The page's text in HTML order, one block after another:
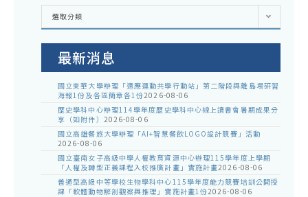
各
室
選取分類
最新消息
國立東華大學辦理「適應運動共學行動站」第二階段與離島場研習
海報1份及各區簡章各1份2026-08-06
歷史學科中心辦理114學年度歷史學科中心線上讀書會暑期成果分
享（如附件） 2026-08-06
國立高雄餐旅大學辦理「AI+智慧餐飲LOGO設計競賽」活動
2026-08-06
國立臺南女子高級中學人權教育資源中心辦理115學年度上學期
「人權及轉型正義課程入校推廣計畫」實施計畫2026-08-06
普通型高級中等學校生物學科中心115學年度能力競賽培訓公開授
課「軟體動物解剖觀察與推理」實施計畫1份2026-08-06